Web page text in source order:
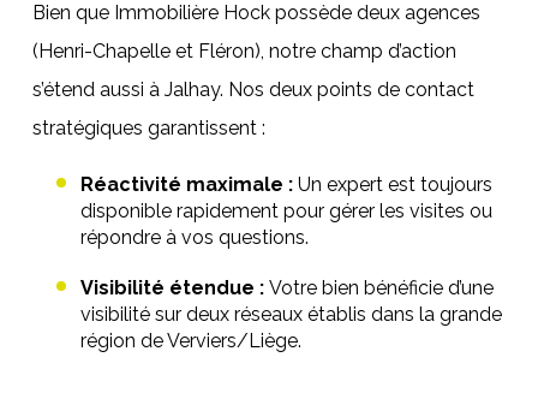
Bien que Immobilière Hock possède deux agences
(Henri-Chapelle et Fléron), notre champ d’action
s’étend aussi à Jalhay. Nos deux points de contact
stratégiques garantissent :
Réactivité maximale :Un expert est toujours
disponible rapidement pour gérer les visites ou
répondre à vos questions.
Visibilité étendue : Votre bien bénéficie d’une
visibilité sur deux réseaux établis dans la grande
région de Verviers/Liège.